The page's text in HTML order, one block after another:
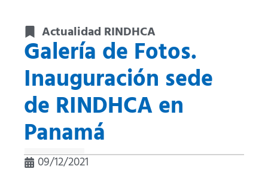
Actualidad RINDHCA
Galería de Fotos.
Inauguración sede
de RINDHCA en
Panamá
09/12/2021